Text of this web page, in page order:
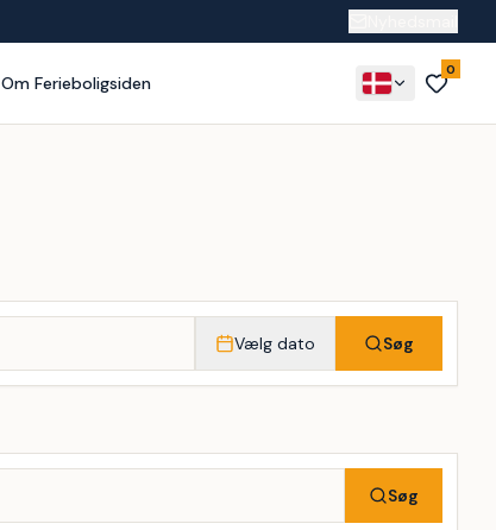
Om Ferieboligsiden
0
Vælg dato Søg
Søg